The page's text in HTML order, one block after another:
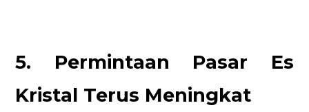
5. Permintaan Pasar Es
Kristal Terus Meningkat